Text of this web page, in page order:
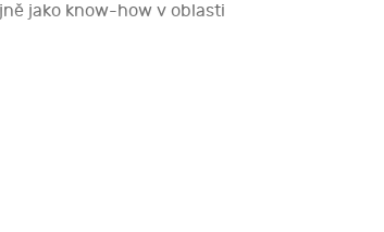
jako know-how v oblasti